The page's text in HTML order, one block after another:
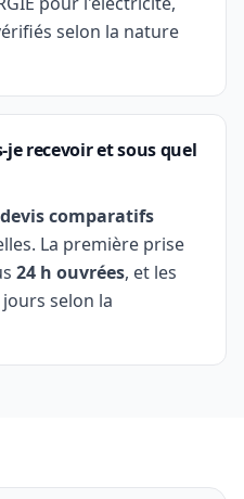
selon la nature
je recevoir et sous quel
comparatifs
La première prise
24 h ouvrées, et les
selon la